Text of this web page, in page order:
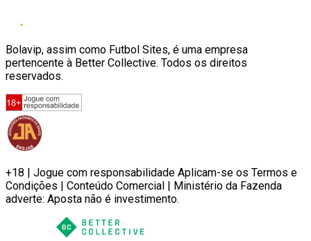
Bolavip, assim como Futbol Sites, é uma empresa
pertencente à Better Collective. Todos os direitos
reservados.
+18 | Jogue com responsabilidade Aplicam-se os Termos e
Condições | Conteúdo Comercial | Ministério da Fazenda
adverte: Aposta não é investimento.